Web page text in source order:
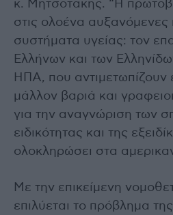
κ. Μητσοτάκης. “Η
στις ολοένα αυξανόμενες
συστήματα υγείας: τον
Ελλήνων και των
ΗΠΑ, που αντιμετωπίζουν
μάλλον βαριά και
για την αναγνώριση των
ειδικότητας και της
ολοκληρώσει στα
Με την επικείμενη
επιλύεται το πρόβλημα